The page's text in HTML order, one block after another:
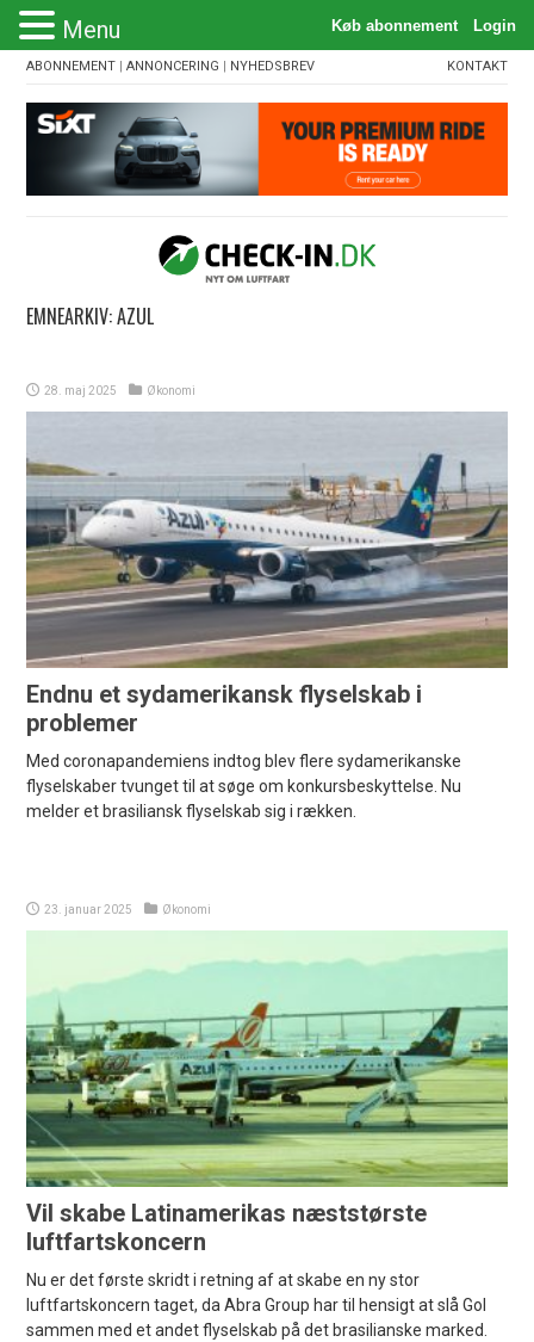
ABONNEMENT |ANNONCERING | NYHEDSBREV KONTAKT
EMNEARKIV:AZUL
28. maj 2025 Økonomi
Endnu et sydamerikansk flyselskab i
problemer
Med coronapandemiens indtog blev flere sydamerikanske
flyselskaber tvunget til at søge om konkursbeskyttelse. Nu
melder et brasiliansk flyselskab sig i rækken.
23. januar 2025 Økonomi
Vil skabe Latinamerikas næststørste
luftfartskoncern
Nu er det første skridt i retning af at skabe en ny stor
luftfartskoncern taget, da Abra Group har til hensigt at slå Gol
sammen med et andet flyselskab på det brasilianske marked.
Menu